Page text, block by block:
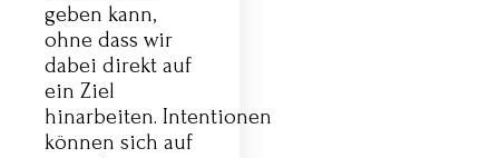
geben kann,
ohne dass wir
dabei direkt auf
ein Ziel
hinarbeiten. Intentionen
können sich auf